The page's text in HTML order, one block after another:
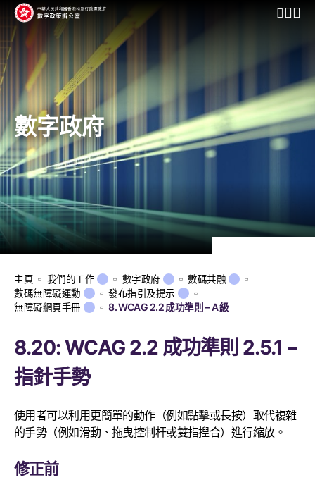
開啟行
數字政府
主頁 我們的工作 數字政府
數碼共融
數碼無障礙運動
發布指引及提示
無障礙網頁手冊
8. WCAG 2.2 成功準則 – A 級
8.20: WCAG 2.2 成功準則 2.5.1 –
指針手勢
使用者可以利用更簡單的動作（例如點擊或長按）取代複雜
的手勢（例如滑動、拖曳控制杆或雙指揑合）進行縮放。
修正前